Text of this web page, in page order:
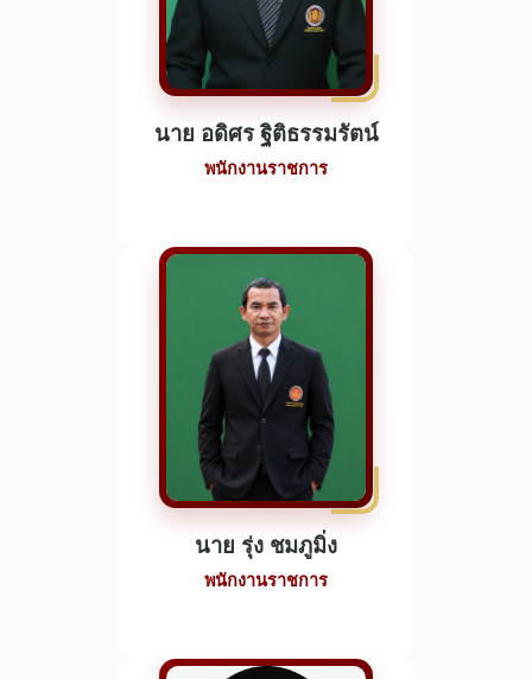
นาย อดิศร ฐิติธรรมรัตน์
พนักงานราชการ
นาย รุ่ง ชมภูมิ่ง
พนักงานราชการ